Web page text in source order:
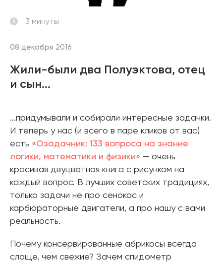
08 декабря 2016
3 минуты
Жили-были два Полуэктова, отец
и сын...
...придумывали и собирали интересные задачки.
И теперь у нас (и всего в паре кликов от вас)
есть «Озадачник: 133 вопроса на знание
логики, математики и физики» — очень
красивая двуцветная книга с рисунком на
каждый вопрос. В лучших советских традициях,
только задачи не про сенокос и
карбюраторные двигатели, а про нашу с вами
реальность.
Почему консервированные абрикосы всегда
слаще, чем свежие? Зачем спидометр